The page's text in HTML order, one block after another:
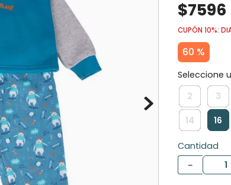
$7596
CUPÓN 10%:
60 %
2 3
14 16
Cantidad
－